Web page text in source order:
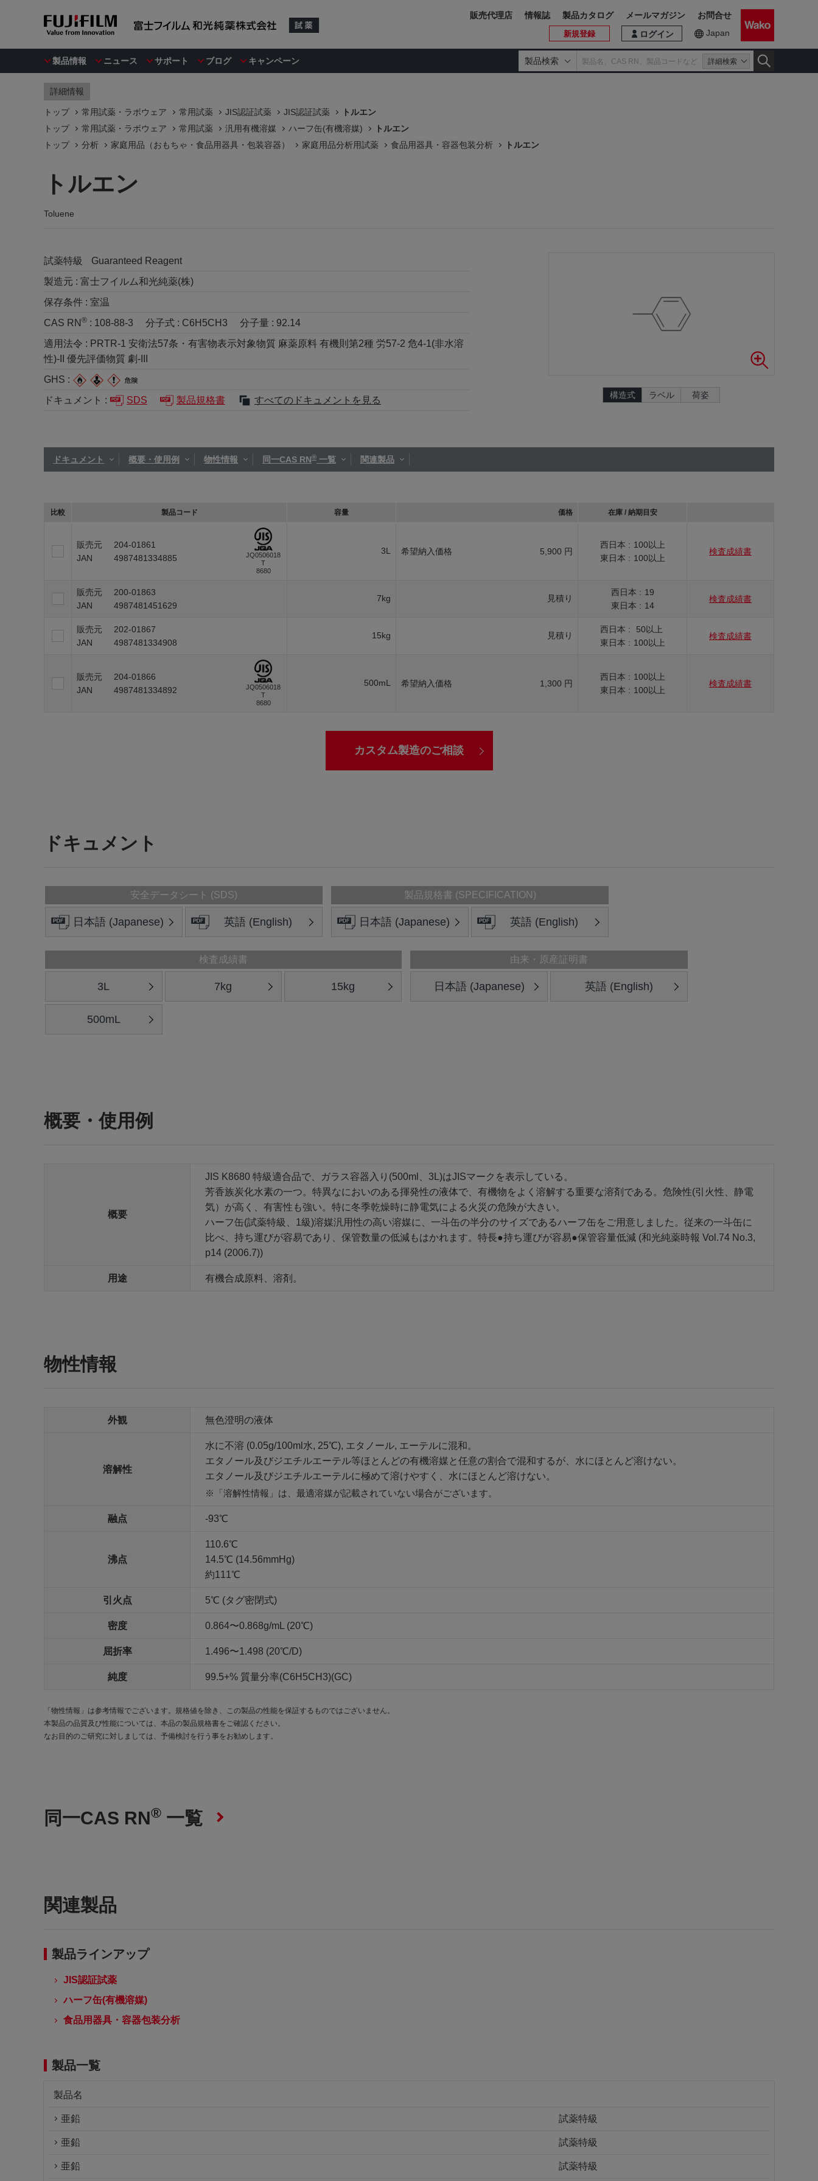
製品情報 ニュース サポート ブログ キャンペーン 製品検索 詳細検索
ログイン
新規登録 Japan
販売代理店 情報誌 製品カタログ メールマガジン お問合せ
詳細情報
トップ 常用試薬・ラボウェア 常用試薬 JIS認証試薬 JIS認証試薬
トルエン
トップ
常用試薬・ラボウェア 常用試薬 汎用有機溶媒 ハーフ缶(有機溶媒)
トルエン
トップ
分析 家庭用品（おもちゃ・食品用器具・包装容器） 家庭用品分析用試薬 食品用器具・容器包装分析 トルエン
トルエン
Toluene
試薬特級
Guaranteed Reagent
製造元 : 富士フイルム和光純薬(株)
保存条件 : 室温
CAS RN ® : 108-88-3 分子式 : C6H5CH3 分子量 : 92.14
適用法令 : PRTR-1 安衛法57条・有害物表示対象物質 麻薬原料 有機則第2種 労57-2 危4-1(非水溶
性)-II 優先評価物質 劇-III
GHS :
ドキュメント :
SDS 製品規格書 すべてのドキュメントを見る 構造式 ラベル 荷姿
ドキュメント 概要・使用例 物性情報 同一CAS RN® 一覧 関連製品
比較 製品コード 容量 価格 在庫 / 納期目安
販売元
204-01861
JAN
4987481334885
JQ0506018
T
8680
3L 希望納入価格 5,900 円
西日本 : 100以上
東日本 : 100以上
検査成績書
販売元
200-01863
JAN
4987481451629
7kg 見積り
西日本 : 19
東日本 : 14
検査成績書
販売元
202-01867
JAN
4987481334908
15kg 見積り
西日本 :
50以上
東日本 : 100以上
検査成績書
販売元
204-01866
JAN
4987481334892
JQ0506018
T
8680
500mL 希望納入価格 1,300 円
西日本 : 100以上
東日本 : 100以上
検査成績書
カスタム製造のご相談
ドキュメント
安全データシート (SDS)
日本語 (Japanese) 英語 (English)
製品規格書 (SPECIFICATION)
日本語 (Japanese) 英語 (English)
検査成績書
3L 7kg 15kg
500mL
由来・原産証明書
日本語 (Japanese) 英語 (English)
概要・使用例
概要
JIS K8680 特級適合品で、ガラス容器入り(500ml、3L)はJISマークを表示している。
芳香族炭化水素の一つ。特異なにおいのある揮発性の液体で、有機物をよく溶解する重要な溶剤である。危険性(引火性、静電
気）が高く、有害性も強い。特に冬季乾燥時に静電気による火災の危険が大きい。
ハーフ缶(試薬特級、1級)溶媒汎用性の高い溶媒に、一斗缶の半分のサイズであるハーフ缶をご用意しました。従来の一斗缶に
比べ、持ち運びが容易であり、保管数量の低減もはかれます。特長●持ち運びが容易●保管容量低減 (和光純薬時報 Vol.74 No.3,
p14 (2006.7))
用途 有機合成原料、溶剤。
物性情報
外観 無色澄明の液体
溶解性
水に不溶 (0.05g/100ml水, 25℃), エタノール, エーテルに混和。
エタノール及びジエチルエーテル等ほとんどの有機溶媒と任意の割合で混和するが、水にほとんど溶けない。
エタノール及びジエチルエーテルに極めて溶けやすく、水にほとんど溶けない。
「溶解性情報」は、最適溶媒が記載されていない場合がございます。
融点 -93℃
沸点
110.6℃
14.5℃ (14.56mmHg)
約111℃
引火点 5℃ (タグ密閉式)
密度 0.864〜0.868g/mL (20℃)
屈折率 1.496〜1.498 (20℃/D)
純度 99.5+% 質量分率(C6H5CH3)(GC)
「物性情報」は参考情報でございます。規格値を除き、この製品の性能を保証するものではございません。
本製品の品質及び性能については、本品の製品規格書をご確認ください。
なお目的のご研究に対しましては、予備検討を行う事をお勧めします。
同一CAS RN® 一覧
関連製品
製品ラインアップ
JIS認証試薬
ハーフ缶(有機溶媒)
食品用器具・容器包装分析
製品一覧
製品名
亜鉛 試薬特級
亜鉛 試薬特級
亜鉛 試薬特級